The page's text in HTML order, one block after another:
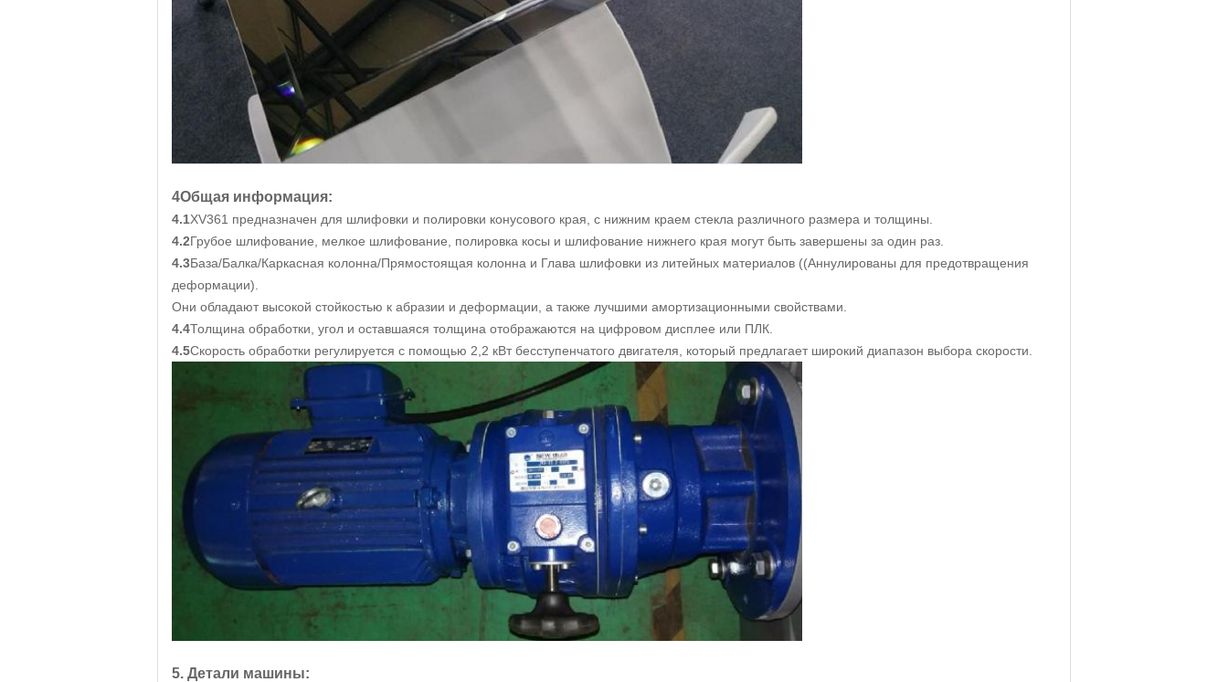
4Общая информация:
4.1XV361 предназначен для шлифовки и полировки конусового края, с нижним краем стекла различного размера и толщины.
4.2Грубое шлифование, мелкое шлифование, полировка косы и шлифование нижнего края могут быть завершены за один раз.
4.3База/Балка/Каркасная колонна/Прямостоящая колонна и Глава шлифовки из литейных материалов ((Аннулированы для предотвращения
деформации).
Они обладают высокой стойкостью к абразии и деформации, а также лучшими амортизационными свойствами.
4.4Толщина обработки, угол и оставшаяся толщина отображаются на цифровом дисплее или ПЛК.
4.5Скорость обработки регулируется с помощью 2,2 кВт бесступенчатого двигателя, который предлагает широкий диапазон выбора скорости.
5. Детали машины: